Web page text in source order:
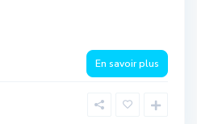
En savoir plus